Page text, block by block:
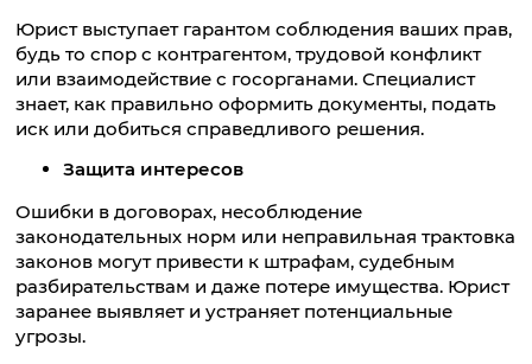
Юрист выступает гарантом соблюдения ваших прав,
будь то спор с контрагентом, трудовой конфликт
или взаимодействие с госорганами. Специалист
знает, как правильно оформить документы, подать
иск или добиться справедливого решения.
Защита интересов
Ошибки в договорах, несоблюдение
законодательных норм или неправильная трактовка
законов могут привести к штрафам, судебным
разбирательствам и даже потере имущества. Юрист
заранее выявляет и устраняет потенциальные
угрозы.